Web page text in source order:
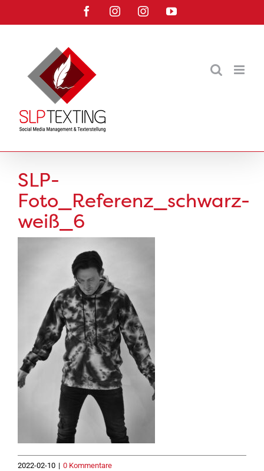
Inhalt
FacebookInstagramInstagramYouTube
SLP-
Foto_Referenz_schwarz-
weiß_6
2022-02-10 | 0 Kommentare